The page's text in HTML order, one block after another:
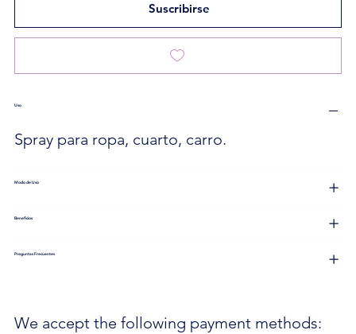
Suscribirse
Uso
Spray para ropa, cuarto, carro.
Modo de Uso
Beneficios
Preguntas Frecuentes
We accept the following payment methods: